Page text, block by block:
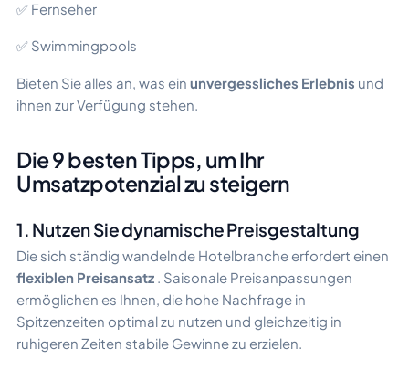
✅ Fernseher
✅ Swimmingpools
Bieten Sie alles an, was ein unvergessliches Erlebnis und
ihnen zur Verfügung stehen.
Die 9 besten Tipps, um Ihr
Umsatzpotenzial zu steigern
1. Nutzen Sie dynamische Preisgestaltung
Die sich ständig wandelnde Hotelbranche erfordert einen
flexiblen Preisansatz . Saisonale Preisanpassungen
ermöglichen es Ihnen, die hohe Nachfrage in
Spitzenzeiten optimal zu nutzen und gleichzeitig in
ruhigeren Zeiten stabile Gewinne zu erzielen.